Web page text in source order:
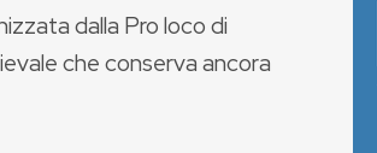
dalla Pro loco di
che conserva ancora